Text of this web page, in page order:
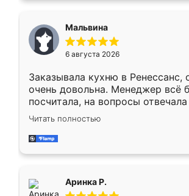
меньше, здесь же он более
Мне нравится ,если что-то
мебели буду заказывать только
Мальвина
6 августа 2026
Заказывала кухню в Ренессанс,
очень довольна. Менеджер всё
посчитала, на вопросы отвечала
Замерщик приехал в субботу,
делу со всей
за день, ребята работали
Читать полностью
Аринка Р.